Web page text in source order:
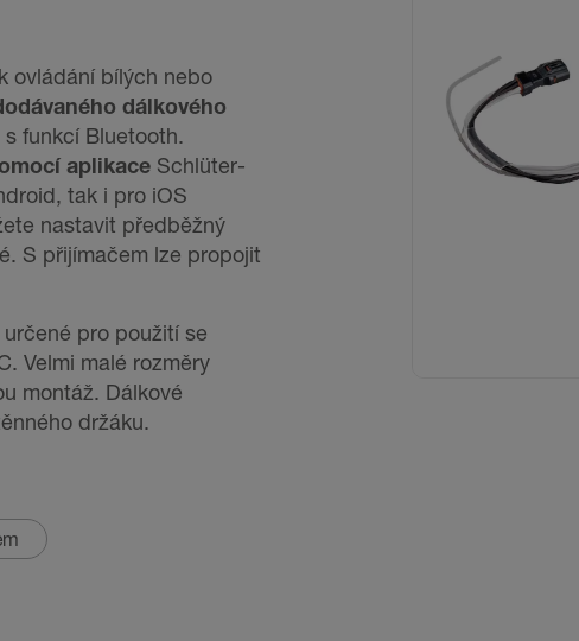
ovládání bílých nebo
dálkového
funkcí Bluetooth.
aplikace Schlüter-
tak i pro iOS
nastavit předběžný
S přijímačem lze propojit
pro použití se
Velmi malé rozměry
montáž. Dálkové
držáku.